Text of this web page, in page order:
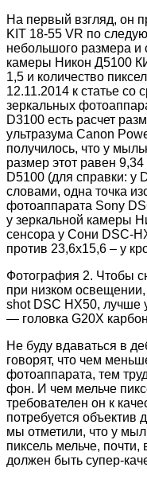
На первый взгляд, он
KIT 18-55 VR по
небольшого размера и
камеры Никон Д5100
1,5 и количество
12.11.2014 к статье со
зеркальных
D3100 есть расчет
ультразума Canon
получилось, что у
размер этот равен
D5100 (для справки: у
словами, одна точка
фотоаппарата Sony
у зеркальной камеры
сенсора у Сони DSC-
против 23,6х15,6 – у
Фотография 2. Чтобы
при низком
shot DSC HX50, лучше
— головка G20X
Не буду вдаваться в
говорят, что чем
фотоаппарата, тем
фон. И чем мельче
требователен он к
потребуется
мы отметили, что у
пиксель мельче, почти,
должен быть супер-